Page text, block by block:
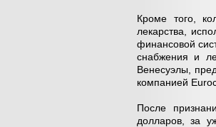
Кроме того,
лекарства,
финансовой
снабжения и
Венесуэлы,
компанией
После
долларов, за